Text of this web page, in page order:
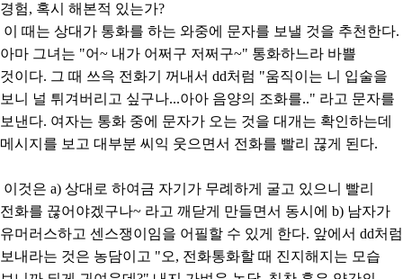
경험, 혹시 해본적 있는가?
이 때는 상대가 통화를 하는 와중에 문자를 보낼 것을 추천한다.
아마 그녀는 "어~ 내가 어쩌구 저쩌구~" 통화하느라 바쁠
것이다. 그 때 쓰윽 전화기 꺼내서 dd처럼 "움직이는 니 입술을
보니 널 튀겨버리고 싶구나...아아 음양의 조화를.." 라고 문자를
보낸다. 여자는 통화 중에 문자가 오는 것을 대개는 확인하는데
메시지를 보고 대부분 씨익 웃으면서 전화를 빨리 끊게 된다.
이것은 a) 상대로 하여금 자기가 무례하게 굴고 있으니 빨리
전화를 끊어야겠구나~ 라고 깨닫게 만들면서 동시에 b) 남자가
유머러스하고 센스쟁이임을 어필할 수 있게 한다. 앞에서 dd처럼
보내라는 것은 농담이고 "오, 전화통화할 때 진지해지는 모습